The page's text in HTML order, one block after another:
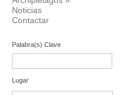
Noticias
Contactar
Palabra(s) Clave
Lugar